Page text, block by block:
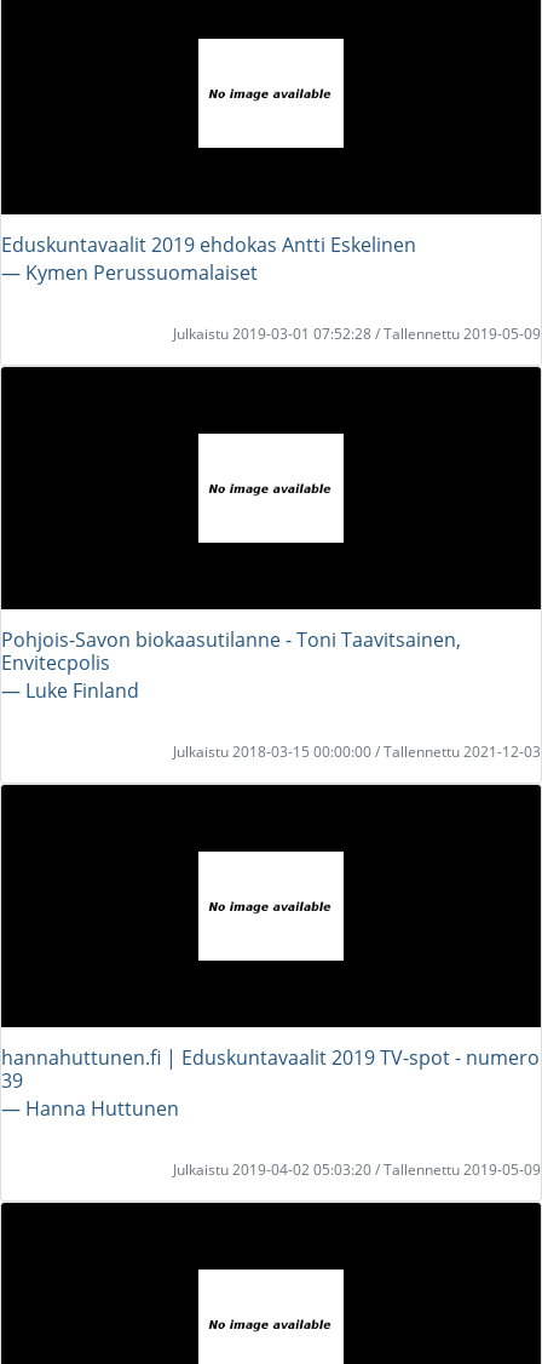
Eduskuntavaalit 2019 ehdokas Antti Eskelinen
― Kymen Perussuomalaiset
Julkaistu 2019-03-01 07:52:28 / Tallennettu 2019-05-09
Pohjois-Savon biokaasutilanne - Toni Taavitsainen,
Envitecpolis
― Luke Finland
Julkaistu 2018-03-15 00:00:00 / Tallennettu 2021-12-03
hannahuttunen.fi | Eduskuntavaalit 2019 TV-spot - numero
39
― Hanna Huttunen
Julkaistu 2019-04-02 05:03:20 / Tallennettu 2019-05-09